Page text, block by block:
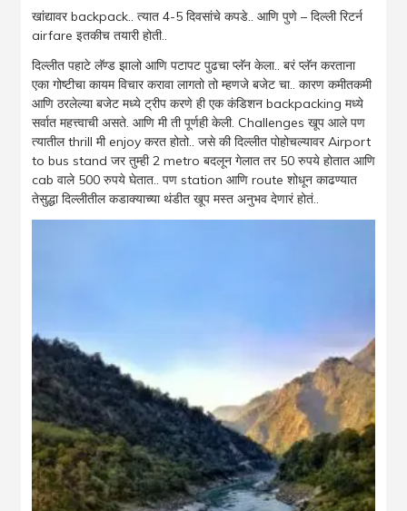
खांद्यावर backpack.. त्यात 4-5 दिवसांचे कपडे.. आणि पुणे – दिल्ली रिटर्न
airfare इतकीच तयारी होती..
दिल्लीत पहाटे लॅण्ड झालो आणि पटापट पुढचा प्लॅन केला.. बरं प्लॅन करताना
एका गोष्टीचा कायम विचार करावा लागतो तो म्हणजे बजेट चा.. कारण कमीतकमी
आणि ठरलेल्या बजेट मध्ये ट्रीप करणे ही एक कंडिशन backpacking मध्ये
सर्वात महत्त्वाची असते. आणि मी ती पूर्णही केली. Challenges खूप आले पण
त्यातील thrill मी enjoy करत होतो.. जसे की दिल्लीत पोहोचल्यावर Airport
to bus stand जर तुम्ही 2 metro बदलून गेलात तर 50 रुपये होतात आणि
cab वाले 500 रुपये घेतात.. पण station आणि route शोधून काढण्यात
तेसुद्धा दिल्लीतील कडाक्याच्या थंडीत खूप मस्त अनुभव देणारं होतं..